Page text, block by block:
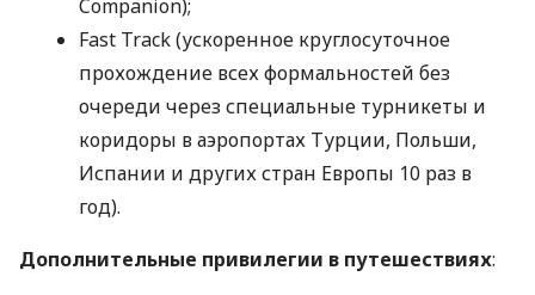
Companion);
Fast Track (ускоренное круглосуточное
прохождение всех формальностей без
очереди через специальные турникеты и
коридоры в аэропортах Турции, Польши,
Испании и других стран Европы 10 раз в
год).
Дополнительные привилегии в путешествиях: